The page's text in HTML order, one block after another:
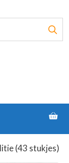
(43 stukjes)